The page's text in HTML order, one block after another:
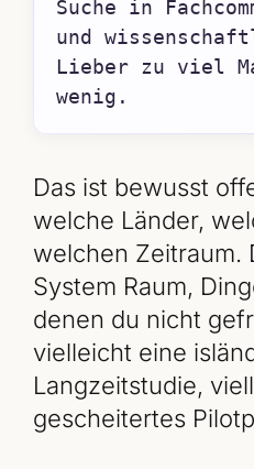
Suche in
und
Lieber zu viel
wenig.
Das ist bewusst
welche Länder,
welchen Zeitraum.
System Raum,
denen du nicht
vielleicht eine
Langzeitstudie,
gescheitertes